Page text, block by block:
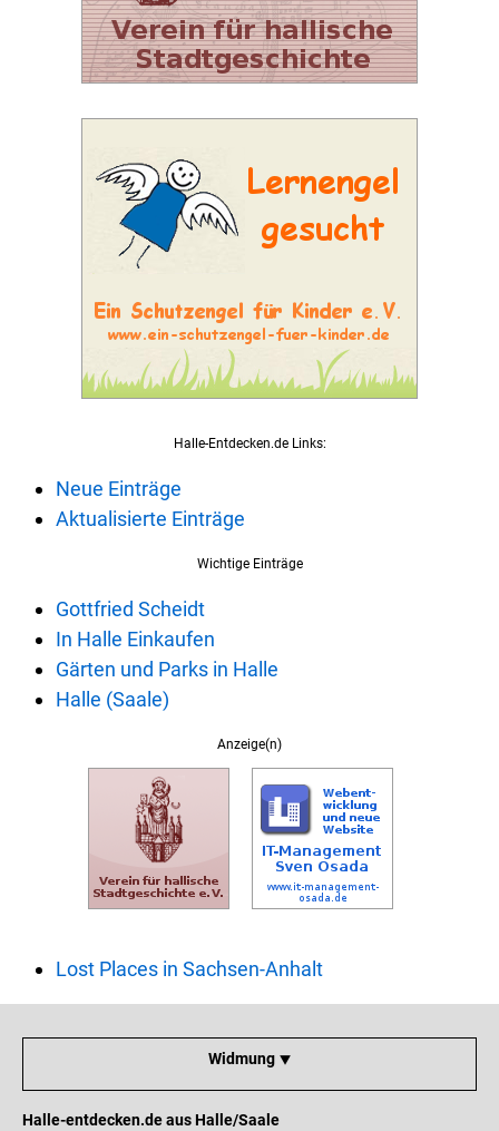
Halle-Entdecken.de Links:
Neue Einträge
Aktualisierte Einträge
Wichtige Einträge
Gottfried Scheidt
In Halle Einkaufen
Gärten und Parks in Halle
Halle (Saale)
Anzeige(n)
Lost Places in Sachsen-Anhalt
Widmung ⯆
Halle-entdecken.de aus Halle/Saale